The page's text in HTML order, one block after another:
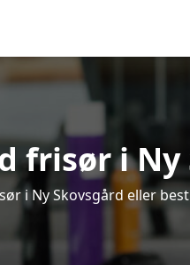
frisør i
i Ny Skovsgård eller